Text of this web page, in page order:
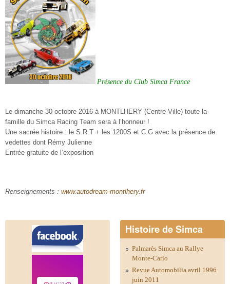
Présence du Club Simca France
Le dimanche 30 octobre 2016 à MONTLHERY (Centre Ville) toute la
famille du Simca Racing Team sera à l’honneur !
Une sacrée histoire : le S.R.T + les 1200S et C.G avec la présence de
vedettes dont Rémy Julienne
Entrée gratuite de l’exposition
Renseignements : www.autodream-montlhery.fr
Histoire de Simca
Palmarès Simca au Rallye
Monte-Carlo
Revue Automobilia avril 1996
juin 2011